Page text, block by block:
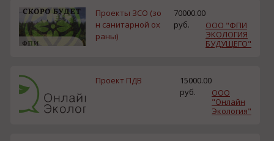
Проекты ЗСО (зо
н санитарной ох
раны)
70000.00
руб.
ООО "ФПИ
ЭКОЛОГИЯ
БУДУЩЕГО"
Проект ПДВ
15000.00
руб.
ООО
"Онлайн
Экология"